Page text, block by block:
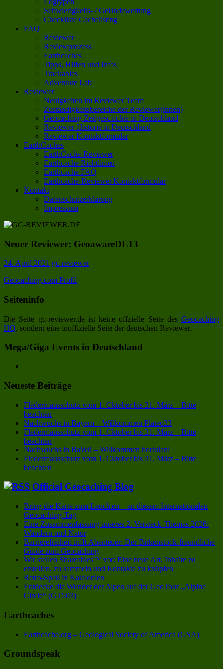
Logtypen
Schwierigkeits- / Geländewertung
Checkliste Cachelisting
FAQ
Reviewer
Reviewprozess
Earthcaches
Tipps, Hilfen und Infos
Trackables
Adventure Lab
Reviewer
Neuigkeiten im Reviewer Team
Zuständigkeitsbereiche der Reviewer(innen)
Geocaching Zeitgeschichte in Deutschland
Reviewer-Historie in Deutschland
Reviewer Kontaktformular
EarthCaches
EarthCache-Reviewer
Earthcache Richtlinien
Earthcache FAQ
Earthcache-Reviewer Kontaktformular
Kontakt
Datenschutzerklärung
Impressum
Neuer Reviewer: GeoawareDE13
24. April 2021 gc-reviewer
Geocaching.com Profil
Seiteninfo
Die Seite gc-reviewer.de ist keine offzielle Seite des Geocaching
HQ, sondern eine inoffizielle Seite der deutschen Reviewer.
Mega/Giga Events in Deutschland
Neueste Beiträge
Fledermausschutz vom 1. Oktober bis 31. März – Bitte
beachten
Nachwuchs in Bayern – Willkommen Plateo23
Fledermausschutz vom 1. Oktober bis 31. März – Bitte
beachten
Nachwuchs in BaWü – Willkommen hortulani
Fledermausschutz vom 1. Oktober bis 31. März – Bitte
beachten
Official Geocaching Blog
Bring die Karte zum Leuchten – an diesem Internationalen
Geocaching-Tag
Eine Zusammenfassung unseres 2. Versteck-Themas 2026:
Wandern und Natur
Barrierefreiheit trifft Abenteuer: Der Birkenstock-freundliche
Guide zum Geocaching
Wir stellen Shareables™ vor: Eine neue Art, Inhalte zu
erstellen, zu sammeln und Kontakte zu knüpfen
Retro-Spaß in Katalonien
Entdecke die Wunder der Alpen auf der GeoTour „Alpine
Circle“ (GT503)
Earthcaches
Earthcache.org – Geological Society of America (GSA)
Groundspeak